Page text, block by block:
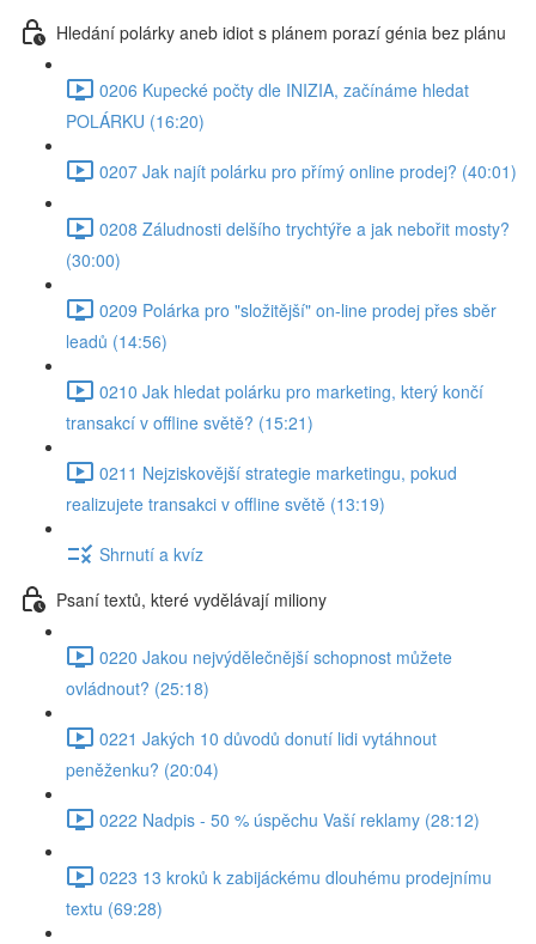
Hledání polárky aneb idiot s plánem porazí génia bez plánu
0206 Kupecké počty dle INIZIA, začínáme hledat
POLÁRKU (16:20)
0207 Jak najít polárku pro přímý online prodej? (40:01)
0208 Záludnosti delšího trychtýře a jak nebořit mosty?
(30:00)
0209 Polárka pro "složitější" on-line prodej přes sběr
leadů (14:56)
0210 Jak hledat polárku pro marketing, který končí
transakcí v offline světě? (15:21)
0211 Nejziskovější strategie marketingu, pokud
realizujete transakci v offline světě (13:19)
Shrnutí a kvíz
Psaní textů, které vydělávají miliony
0220 Jakou nejvýdělečnější schopnost můžete
ovládnout? (25:18)
0221 Jakých 10 důvodů donutí lidi vytáhnout
peněženku? (20:04)
0222 Nadpis - 50 % úspěchu Vaší reklamy (28:12)
0223 13 kroků k zabijáckému dlouhému prodejnímu
textu (69:28)